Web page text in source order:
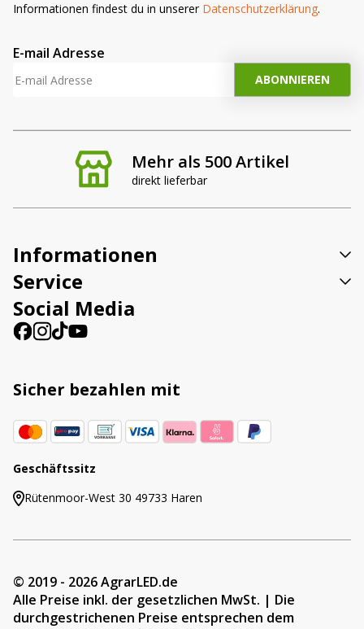
Mehr als 500 Artikel
direkt lieferbar
Informationen findest du in unserer Datenschutzerklärung.
E-mail Adresse
Informationen
Service
Social Media
Sicher bezahlen mit
Geschäftssitz
Rütenmoor-West 30 49733 Haren
© 2019 - 2026 AgrarLED.de
Alle Preise inkl. der gesetzlichen MwSt. | Die
durchgestrichenen Preise entsprechen dem